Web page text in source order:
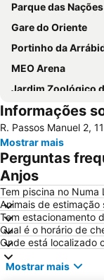
Parque das Nações
Gare do Oriente
Portinho da
MEO Arena
Jardim Zoológico
Passeio Marítimo
Praias de Santa
Parque Eduardo VII
Praia das Azenhas
Belém
da Figueirinha
Estádio do Restelo
Fonte da Telha
Praia da Ericeira
Informações
R. Passos Manuel 2,
Mostrar mais
Perguntas
Anjos
Tem piscina no Numa
Animais de estimação
Tem estacionamento
Qual é o horário de
Onde está localizado
Mostrar mais